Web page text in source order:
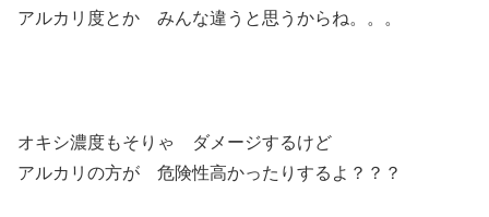
アルカリ度とか みんな違うと思うからね。。。
オキシ濃度もそりゃ ダメージするけど
アルカリの方が 危険性高かったりするよ？？？